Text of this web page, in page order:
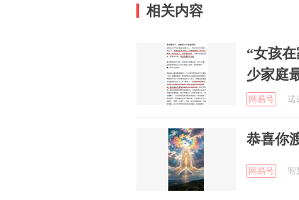
相关内容
“女孩
少家庭
网易号 诺
恭喜你
网易号 智